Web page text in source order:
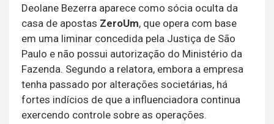
Deolane Bezerra aparece como sócia oculta da
casa de apostas ZeroUm, que opera com base
em uma liminar concedida pela Justiça de São
Paulo e não possui autorização do Ministério da
Fazenda. Segundo a relatora, embora a empresa
tenha passado por alterações societárias, há
fortes indícios de que a influenciadora continua
exercendo controle sobre as operações.